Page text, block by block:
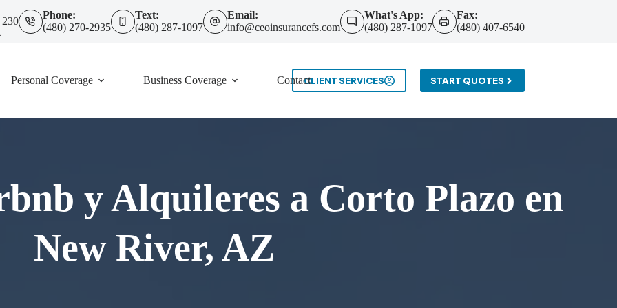
Phone:
(480) 270-2935
Text:
(480) 287-1097
Email:
info@ceoinsurancefs.com
What's App:
(480) 287-1097
Fax:
(480) 407-6540
Personal Coverage Business Coverage ContactCLIENT SERVICES START QUOTES
y Alquileres a Corto Plazo en
New River, AZ